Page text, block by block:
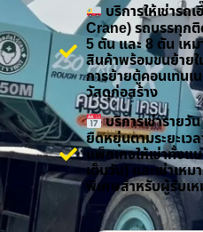
บริการให้เช่ารถ
Crane) รถบรรทุก
5 ตัน และ 8 ตัน เห
สินค้าพร้อมขนย้ายใ
การย้ายตู้คอนเทนเ
วัสดุก่อสร้าง
บริการเช่ารายวั
ยืดหยุ่นตามระยะเว
แพ็กเกจให้เช่าทั้งแ
เต็มวัน) และเช่าเหม
พิเศษสำหรับผู้รับเห